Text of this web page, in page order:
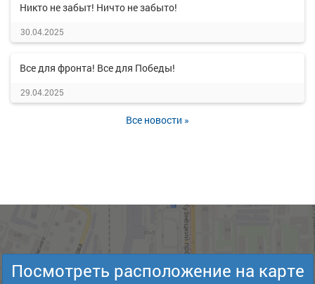
Никто не забыт! Ничто не забыто!
30.04.2025
Все для фронта! Все для Победы!
29.04.2025
Все новости »
Посмотреть расположение на карте